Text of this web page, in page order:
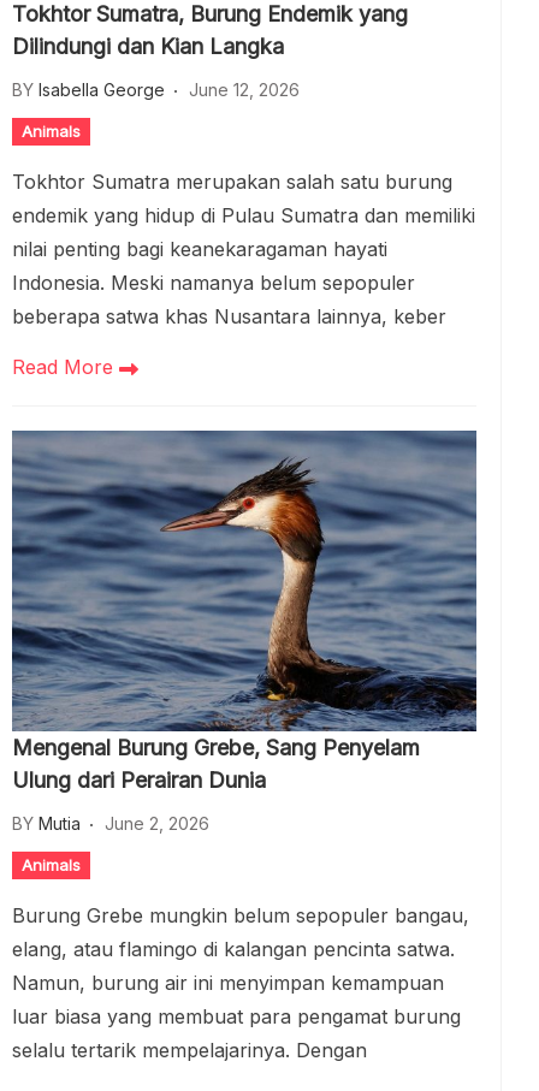
Tokhtor Sumatra, Burung Endemik yang
Dilindungi dan Kian Langka
BY Isabella George June 12, 2026
Animals
Tokhtor Sumatra merupakan salah satu burung
endemik yang hidup di Pulau Sumatra dan memiliki
nilai penting bagi keanekaragaman hayati
Indonesia. Meski namanya belum sepopuler
beberapa satwa khas Nusantara lainnya, keber
Read More
Mengenal Burung Grebe, Sang Penyelam
Ulung dari Perairan Dunia
BY Mutia June 2, 2026
Animals
Burung Grebe mungkin belum sepopuler bangau,
elang, atau flamingo di kalangan pencinta satwa.
Namun, burung air ini menyimpan kemampuan
luar biasa yang membuat para pengamat burung
selalu tertarik mempelajarinya. Dengan